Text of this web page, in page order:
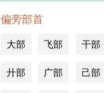
偏旁部首
大部 飞部 干部
廾部 广部 己部